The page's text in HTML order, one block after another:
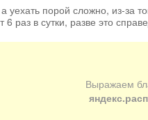
порой сложно, из-за
раз в сутки, разве это
Выражаем